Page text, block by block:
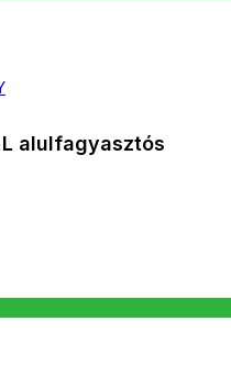
L alulfagyasztós